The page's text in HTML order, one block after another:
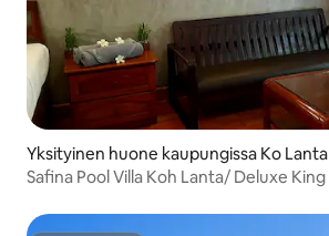
Yksityinen huone kaupungissa Ko Lanta
Safina Pool Villa Koh Lanta/ Deluxe King